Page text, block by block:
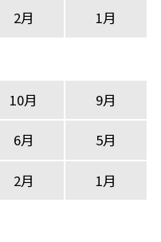
2月 1月
10月 9月
6月 5月
2月 1月